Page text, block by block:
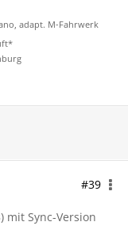
adapt. M-Fahrwerk
#39
mit Sync-Version